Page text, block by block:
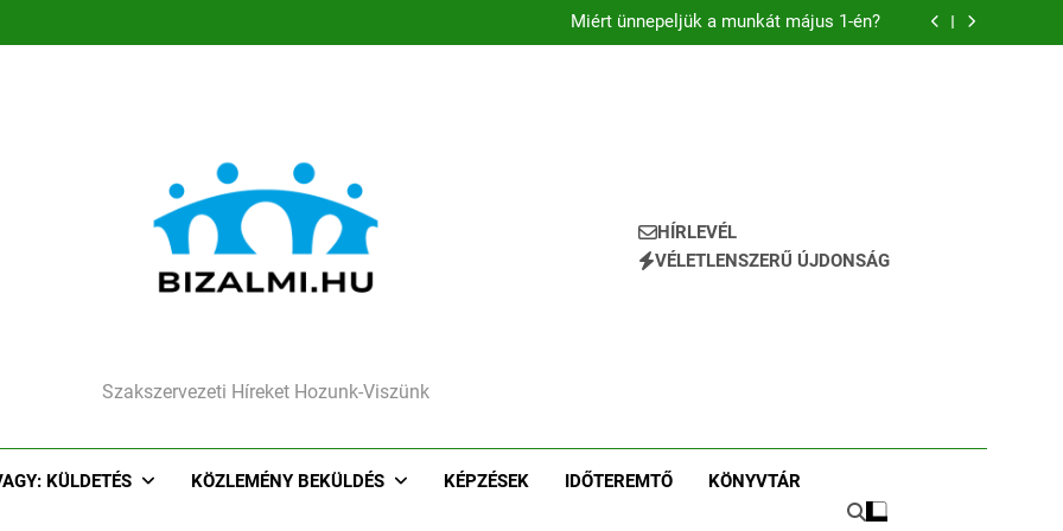
Szövetsége
Miért ünnepeljük a munkát május 1-én?
Társadalmi felelősségvállalás avagy a Szakszervezetek ereje egy
Szakszervezeti Híreket Hozunk-Viszünk
HÍRLEVÉL
VÉLETLENSZERŰ ÚJDONSÁG
KÜLDETÉS KÖZLEMÉNY BEKÜLDÉS KÉPZÉSEK IDŐTEREMTŐ KÖNYVTÁR